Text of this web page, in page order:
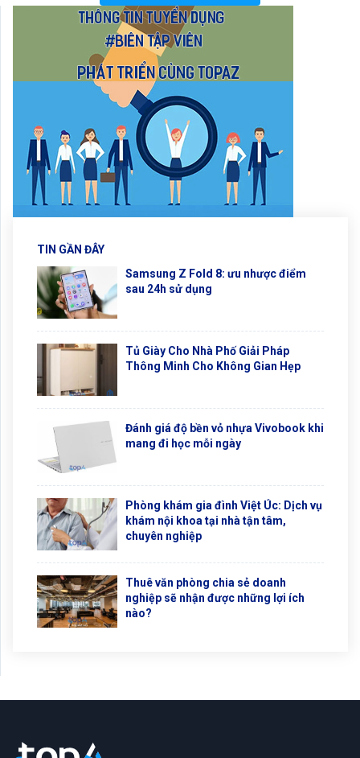
TIN GẦN ĐÂY
Samsung Z Fold 8: ưu nhược điểm
sau 24h sử dụng
Tủ Giày Cho Nhà Phố Giải Pháp
Thông Minh Cho Không Gian Hẹp
Đánh giá độ bền vỏ nhựa Vivobook khi
mang đi học mỗi ngày
Phòng khám gia đình Việt Úc: Dịch vụ
khám nội khoa tại nhà tận tâm,
chuyên nghiệp
Thuê văn phòng chia sẻ doanh
nghiệp sẽ nhận được những lợi ích
nào?